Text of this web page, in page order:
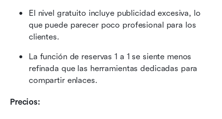
El nivel gratuito incluye publicidad excesiva, lo
que puede parecer poco profesional para los
clientes.
La función de reservas 1 a 1 se siente menos
refinada que las herramientas dedicadas para
compartir enlaces.
Precios: